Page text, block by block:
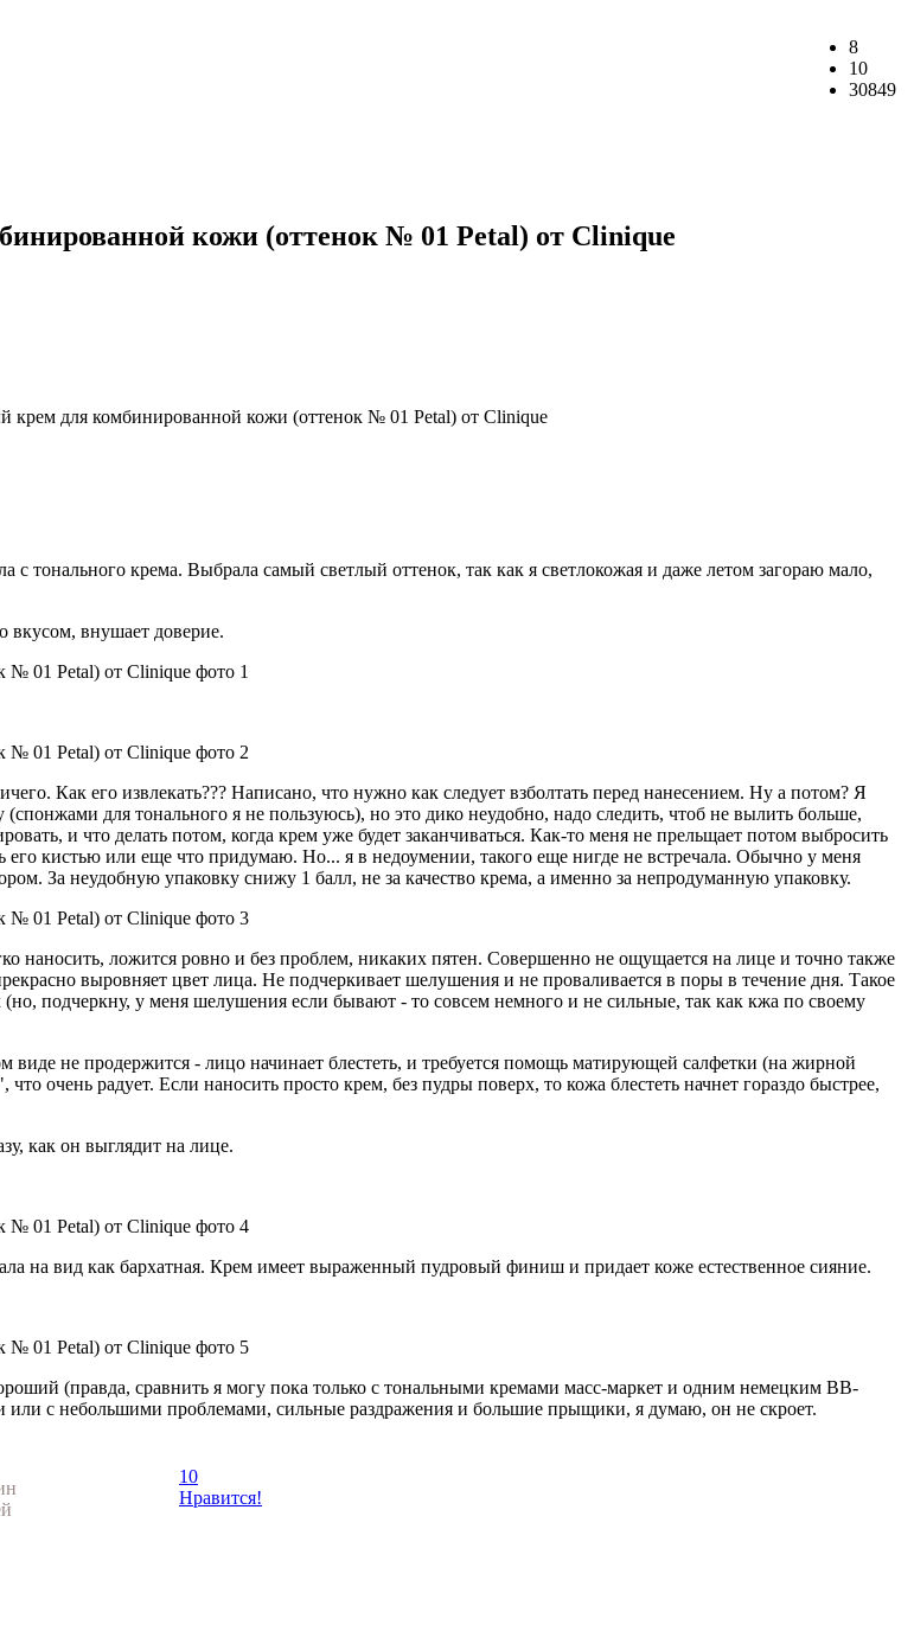
кожи (оттенок № 01 Petal) от Clinique
8
10
30849
с тонального крема. Выбрала самый светлый оттенок, так как я светлокожая и даже летом загораю мало,
вкусом, внушает доверие.
Как его извлекать??? Написано, что нужно как следует взболтать перед нанесением. Ну а потом? Я
для тонального я не пользуюсь), но это дико неудобно, надо следить, чтоб не вылить больше,
и что делать потом, когда крем уже будет заканчиваться. Как-то меня не прельщает потом выбросить
его кистью или еще что придумаю. Но... я в недоумении, такого еще нигде не встречала. Обычно у меня
За неудобную упаковку снижу 1 балл, не за качество крема, а именно за непродуманную упаковку.
наносить, ложится ровно и без проблем, никаких пятен. Совершенно не ощущается на лице и точно также
выровняет цвет лица. Не подчеркивает шелушения и не проваливается в поры в течение дня. Такое
подчеркну, у меня шелушения если бывают - то совсем немного и не сильные, так как кжа по своему
не продержится - лицо начинает блестеть, и требуется помощь матирующей салфетки (на жирной
очень радует. Если наносить просто крем, без пудры поверх, то кожа блестеть начнет гораздо быстрее,
как он выглядит на лице.
на вид как бархатная. Крем имеет выраженный пудровый финиш и придает коже естественное сияние.
(правда, сравнить я могу пока только с тональными кремами масс-маркет и одним немецким BB-
с небольшими проблемами, сильные раздражения и большие прыщики, я думаю, он не скроет.
10
Нравится!